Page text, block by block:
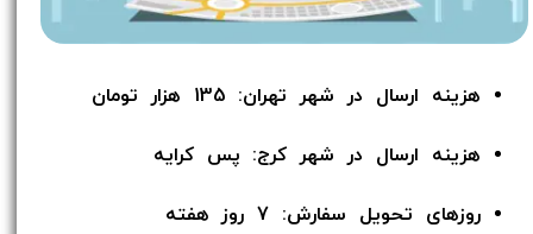
هزینه ارسال در شهر تهران: 135 هزار تومان
هزینه ارسال در شهر کرج: پس کرایه
روزهای تحویل سفارش: 7 روز هفته